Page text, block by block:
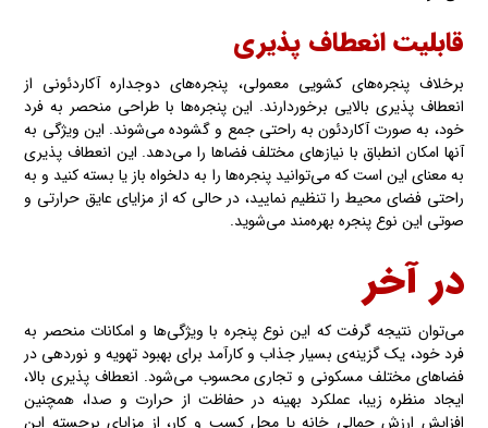
قابلیت انعطاف پذیری
برخلاف پنجره‌های کشویی معمولی، پنجره‌های دوجداره آکاردئونی از
انعطاف پذیری بالایی برخوردارند. این پنجره‌ها با طراحی منحصر به فرد
خود، به صورت آکاردئون به راحتی جمع و گشوده می‌شوند. این ویژگی به
آنها امکان انطباق با نیازهای مختلف فضاها را می‌دهد. این انعطاف پذیری
به معنای این است که می‌توانید پنجره‌ها را به دلخواه باز یا بسته کنید و به
راحتی فضای محیط را تنظیم نمایید، در حالی که از مزایای عایق حرارتی و
صوتی این نوع پنجره بهره‌مند می‌شوید.
در آخر
می‌توان نتیجه گرفت که این نوع پنجره با ویژگی‌ها و امکانات منحصر به
فرد خود، یک گزینه‌ی بسیار جذاب و کارآمد برای بهبود تهویه و نوردهی در
فضاهای مختلف مسکونی و تجاری محسوب می‌شود. انعطاف پذیری بالا،
ایجاد منظره زیبا، عملکرد بهینه در حفاظت از حرارت و صدا، همچنین
افزایش ارزش جمالی خانه یا محل کسب و کار، از مزایای برجسته این